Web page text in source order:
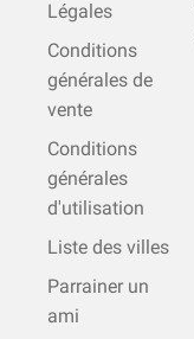
Légales
Conditions
générales de
vente
Conditions
générales
d'utilisation
Liste des villes
Parrainer un
ami